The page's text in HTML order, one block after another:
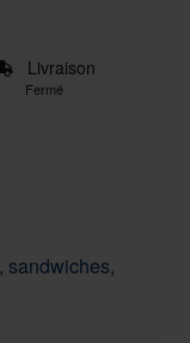
Livraison
Fermé
sandwiches,